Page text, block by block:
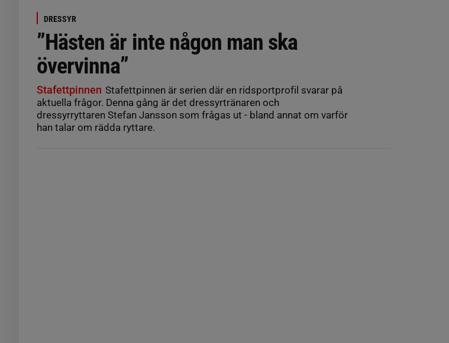
DRESSYR
”Hästen är inte någon man ska
övervinna”
Stafettpinnen Stafettpinnen är serien där en ridsportprofil svarar på
aktuella frågor. Denna gång är det dressyrtränaren och
dressyrryttaren Stefan Jansson som frågas ut - bland annat om varför
han talar om rädda ryttare.